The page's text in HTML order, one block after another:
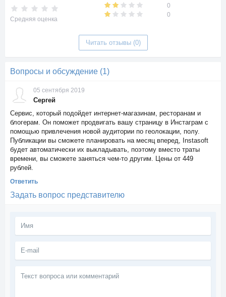
Средняя оценка
0
0
Читать отзывы (0)
Вопросы и обсуждение (1)
05 сентября 2019
Сергей
Сервис, который подойдет интернет-магазинам, ресторанам и
блогерам. Он поможет продвигать вашу страницу в Инстаграм с
помощью привлечения новой аудитории по геолокации, полу.
Публикации вы сможете планировать на месяц вперед, Instasoft
будет автоматически их выкладывать, поэтому вместо траты
времени, вы сможете заняться чем-то другим. Цены от 449
рублей.
Ответить
Задать вопрос представителю
вопроса